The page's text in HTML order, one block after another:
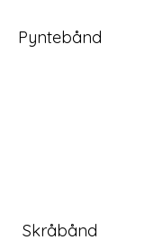
Pyntebånd
Skråbånd